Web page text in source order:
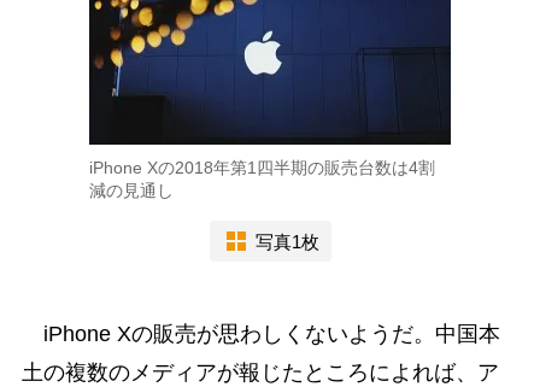
iPhone Xの2018年第1四半期の販売台数は4割
減の見通し
写真1枚
iPhone Xの販売が思わしくないようだ。中国本
土の複数のメディアが報じたところによれば、ア